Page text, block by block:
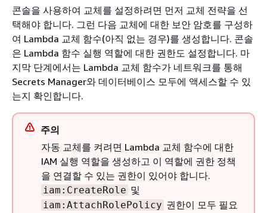
콘솔을 사용하여 교체를 설정하려면 먼저 교체 전략을 선
택해야 합니다. 그런 다음 교체에 대한 보안 암호를 구성하
여 Lambda 교체 함수(아직 없는 경우)를 생성합니다. 콘솔
은 Lambda 함수 실행 역할에 대한 권한도 설정합니다. 마
지막 단계에서는 Lambda 교체 함수가 네트워크를 통해
Secrets Manager와 데이터베이스 모두에 액세스할 수 있
는지 확인합니다.
주의
자동 교체를 켜려면 Lambda 교체 함수에 대한
IAM 실행 역할을 생성하고 이 역할에 권한 정책
을 연결할 수 있는 권한이 있어야 합니다.
iam:CreateRole 및
iam:AttachRolePolicy 권한이 모두 필요